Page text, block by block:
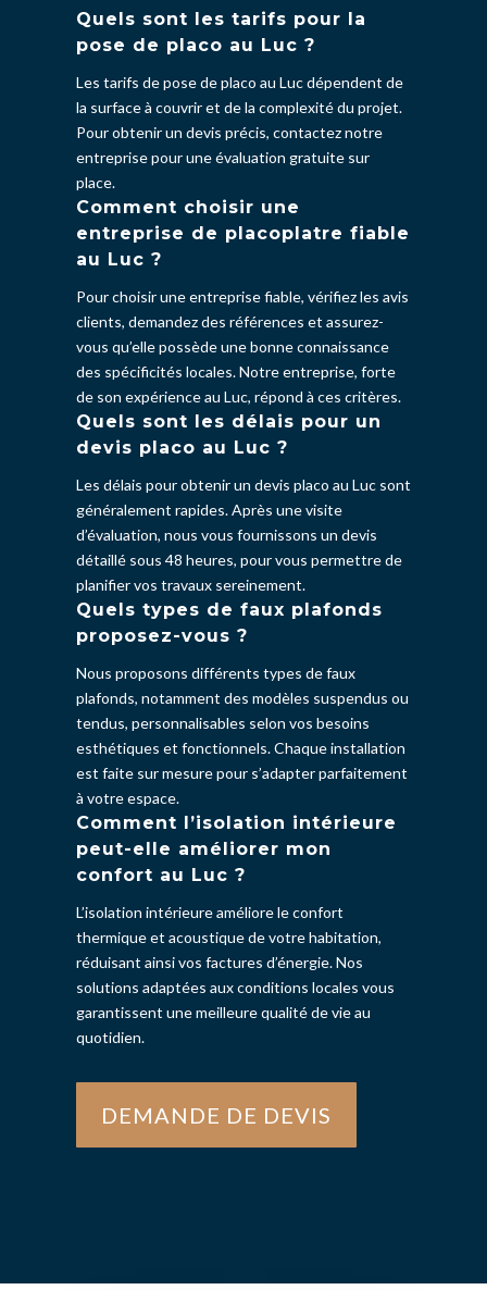
Quels sont les tarifs pour la
pose de placo au Luc ?
Les tarifs de pose de placo au Luc dépendent de
la surface à couvrir et de la complexité du projet.
Pour obtenir un devis précis, contactez notre
entreprise pour une évaluation gratuite sur
place.
Comment choisir une
entreprise de placoplatre fiable
au Luc ?
Pour choisir une entreprise fiable, vérifiez les avis
clients, demandez des références et assurez-
vous qu’elle possède une bonne connaissance
des spécificités locales. Notre entreprise, forte
de son expérience au Luc, répond à ces critères.
Quels sont les délais pour un
devis placo au Luc ?
Les délais pour obtenir un devis placo au Luc sont
généralement rapides. Après une visite
d’évaluation, nous vous fournissons un devis
détaillé sous 48 heures, pour vous permettre de
planifier vos travaux sereinement.
Quels types de faux plafonds
proposez-vous ?
Nous proposons différents types de faux
plafonds, notamment des modèles suspendus ou
tendus, personnalisables selon vos besoins
esthétiques et fonctionnels. Chaque installation
est faite sur mesure pour s’adapter parfaitement
à votre espace.
Comment l’isolation intérieure
peut-elle améliorer mon
confort au Luc ?
L’isolation intérieure améliore le confort
thermique et acoustique de votre habitation,
réduisant ainsi vos factures d’énergie. Nos
solutions adaptées aux conditions locales vous
garantissent une meilleure qualité de vie au
quotidien.
DEMANDE DE DEVIS